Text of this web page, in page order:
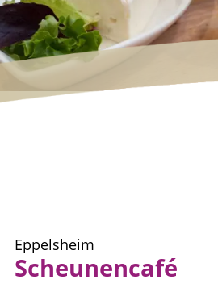
Eppelsheim
Scheunencafé